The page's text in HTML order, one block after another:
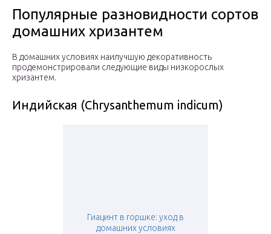
Популярные разновидности сортов
домашних хризантем
В домашних условиях наилучшую декоративность
продемонстрировали следующие виды низкорослых
хризантем.
Индийская (Chrysanthemum indicum)
Гиацинт в горшке: уход в
домашних условиях